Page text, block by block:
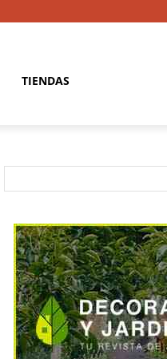
TIENDAS